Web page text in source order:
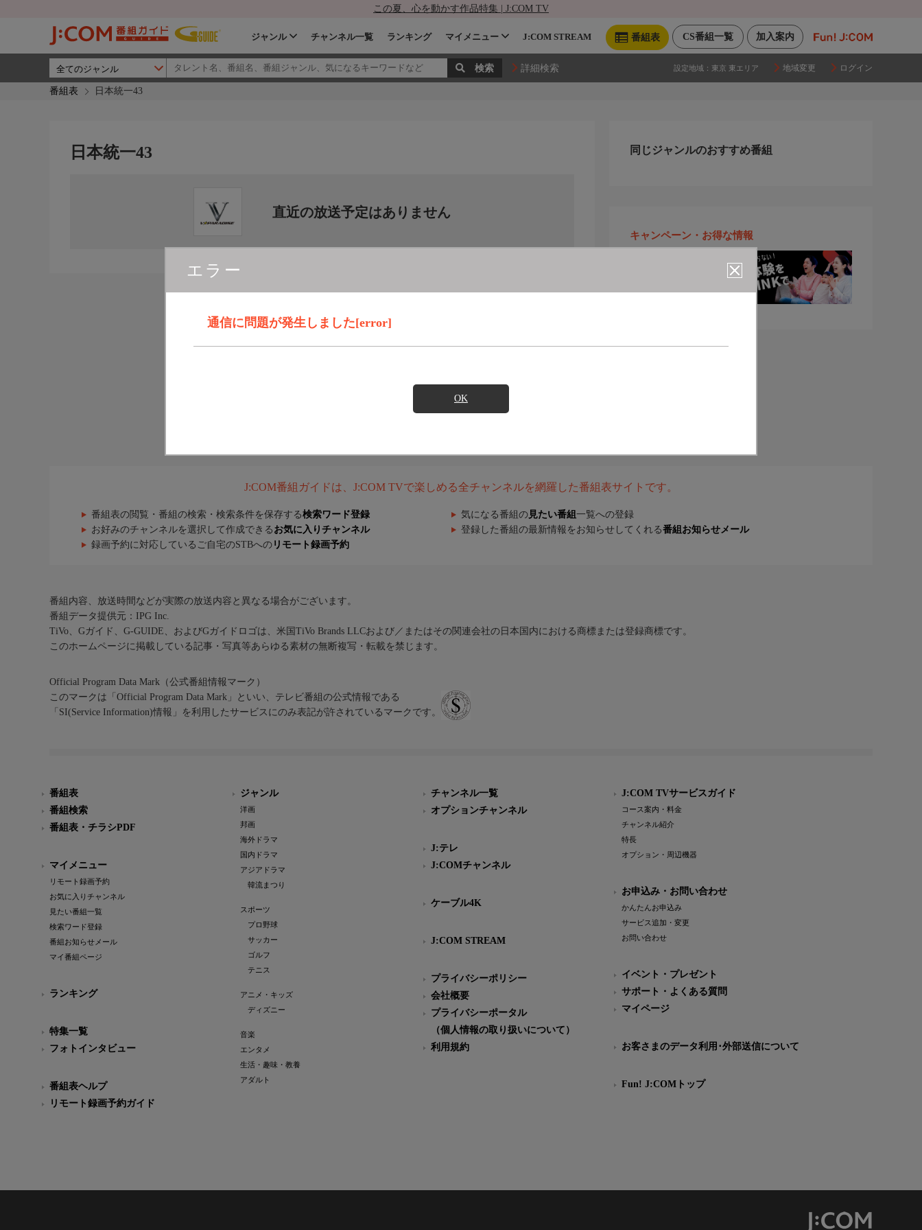
この夏、心を動かす作品特集 | J:COM TV
加入案内
CS番組一覧
番組表
ジャンル チャンネル一覧 ランキング マイメニュー J:COM STREAM
詳細検索 設定地域： 東京 東エリア 地域変更 ログイン
番組表 日本統一43
エラー
通信に問題が発生しました[error]
OK
日本統一43
直近の放送予定はありません
同じジャンルのおすすめ番組
キャンペーン・お得な情報
J:COM番組ガイドは、J:COM TVで楽しめる全チャンネルを網羅した番組表サイトです。
番組表の閲覧・番組の検索・検索条件を保存する検索ワード登録 気になる番組の 見たい番組 一覧への登録
お好みのチャンネルを選択して作成できる お気に入りチャンネル 登録した番組の最新情報をお知らせしてくれる番組お知らせメール
録画予約に対応しているご自宅のSTBへの リモート録画予約
番組内容、放送時間などが実際の放送内容と異なる場合がございます。
番組データ提供元：IPG Inc.
TiVo、Gガイド、G-GUIDE、およびGガイドロゴは、米国TiVo Brands LLCおよび／またはその関連会社の日本国内における商標または登録商標です。
このホームページに掲載している記事・写真等あらゆる素材の無断複写・転載を禁じます。
Official Program Data Mark（公式番組情報マーク）
このマークは「Official Program Data Mark」といい、テレビ番組の公式情報である
「SI(Service Information)情報」を利用したサービスにのみ表記が許されているマークです。
番組表
番組検索
番組表・チラシPDF
マイメニュー
リモート録画予約
お気に入りチャンネル
見たい番組一覧
検索ワード登録
番組お知らせメール
マイ番組ページ
ランキング
特集一覧
フォトインタビュー
番組表ヘルプ
リモート録画予約ガイド
ジャンル
洋画
邦画
海外ドラマ
国内ドラマ
アジアドラマ
韓流まつり
スポーツ
プロ野球
サッカー
ゴルフ
テニス
アニメ・キッズ
ディズニー
音楽
エンタメ
生活・趣味・教養
アダルト
チャンネル一覧
オプションチャンネル
J:テレ
J:COMチャンネル
ケーブル4K
J:COM STREAM
プライバシーポリシー
会社概要
プライバシーポータル
（個人情報の取り扱いについて）
利用規約
J:COM TVサービスガイド
コース案内・料金
チャンネル紹介
特長
オプション・周辺機器
お申込み・お問い合わせ
かんたんお申込み
サービス追加・変更
お問い合わせ
イベント・プレゼント
サポート・よくある質問
マイページ
お客さまのデータ利用･外部送信について
Fun! J:COMトップ